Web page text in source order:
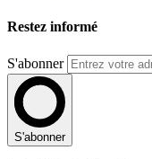
Restez informé
S'abonner
S'abonner